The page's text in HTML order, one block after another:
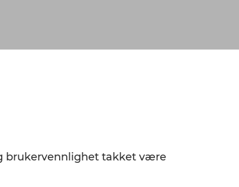
brukervennlighet takket være